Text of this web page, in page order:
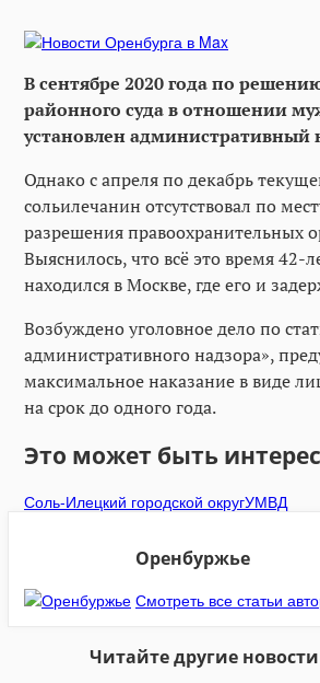
В сентябре 2020 года по
районного суда в отношении
установлен административный
Однако с апреля по декабрь
сольилечанин отсутствовал по
разрешения правоохранительных
Выяснилось, что всё это время
находился в Москве, где его и
Возбуждено уголовное дело по
административного надзора»,
максимальное наказание в виде
на срок до одного года.
Это может быть
Соль-Илецкий городской округУМВД
Оренбуржье
Смотреть все статьи
Читайте другие